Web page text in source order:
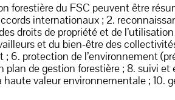
forestière du FSC peuvent être
internationaux ; 2.
droits de propriété et de
et du bien-être des
6. protection de l’environnement
plan de gestion forestière ; 8. suivi
valeur environnementale ; 10.